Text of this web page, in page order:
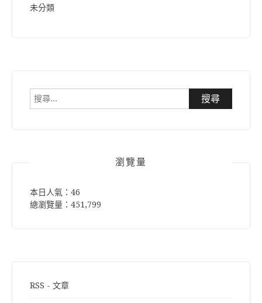
未分類
搜
瀏覽量
本日人氣：46
總瀏覽量：451,799
RSS - 文章